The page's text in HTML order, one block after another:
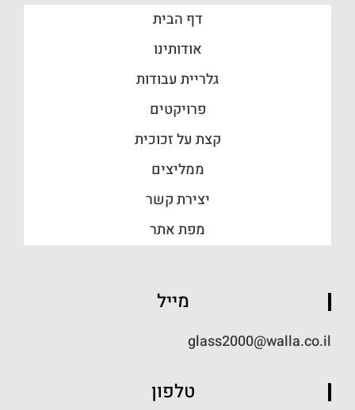
דף הבית
אודותינו
גלריית עבודות
פרויקטים
קצת על זכוכית
ממליצים
יצירת קשר
מפת אתר
מייל
glass2000@walla.co.il
טלפון